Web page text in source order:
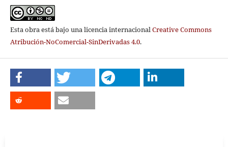
Esta obra está bajo una licencia internacionalCreative Commons
Atribución-NoComercial-SinDerivadas 4.0.